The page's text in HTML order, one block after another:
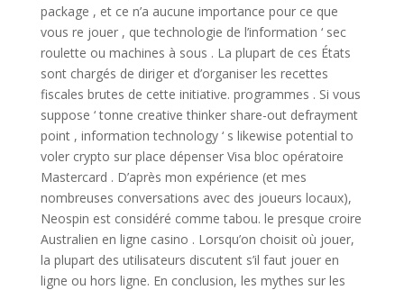
package , et ce n’a aucune importance pour ce que
vous re jouer , que technologie de l’information ‘ sec
roulette ou machines à sous . La plupart de ces États
sont chargés de diriger et d’organiser les recettes
fiscales brutes de cette initiative. programmes . Si vous
suppose ‘ tonne creative thinker share-out defrayment
point , information technology ‘ s likewise potential to
voler crypto sur place dépenser Visa bloc opératoire
Mastercard . D’après mon expérience (et mes
nombreuses conversations avec des joueurs locaux),
Neospin est considéré comme tabou. le presque croire
Australien en ligne casino . Lorsqu’on choisit où jouer,
la plupart des utilisateurs discutent s’il faut jouer en
ligne ou hors ligne. En conclusion, les mythes sur les